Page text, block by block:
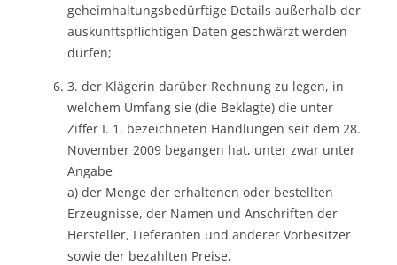
geheimhaltungsbedürftige Details außerhalb der
auskunftspflichtigen Daten geschwärzt werden
dürfen;
3. der Klägerin darüber Rechnung zu legen, in
welchem Umfang sie (die Beklagte) die unter
Ziffer I. 1. bezeichneten Handlungen seit dem 28.
November 2009 begangen hat, unter zwar unter
Angabe
a) der Menge der erhaltenen oder bestellten
Erzeugnisse, der Namen und Anschriften der
Hersteller, Lieferanten und anderer Vorbesitzer
sowie der bezahlten Preise,